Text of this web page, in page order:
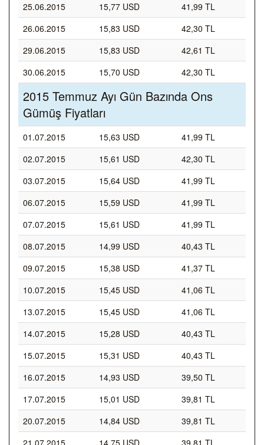
25.06.2015
15,77 USD
41,99 TL
26.06.2015
15,83 USD
42,30 TL
29.06.2015
15,83 USD
42,61 TL
30.06.2015
15,70 USD 42,30 TL
2015 Temmuz Ayı Gün Bazında Ons
Gümüş Fiyatları
01.07.2015 15,63 USD
41,99 TL
02.07.2015
15,61 USD
42,30 TL
03.07.2015
15,64 USD
41,99 TL
06.07.2015
15,59 USD
41,99 TL
07.07.2015
15,61 USD
41,99 TL
08.07.2015
14,99 USD
40,43 TL
09.07.2015
15,38 USD
41,37 TL
10.07.2015
15,45 USD
41,06 TL
13.07.2015
15,45 USD
41,06 TL
14.07.2015
15,28 USD
40,43 TL
15.07.2015
15,31 USD
40,43 TL
16.07.2015
14,93 USD
39,50 TL
17.07.2015
15,01 USD
39,81 TL
20.07.2015
14,84 USD
39,81 TL
21.07.2015
14,75 USD 39,81 TL